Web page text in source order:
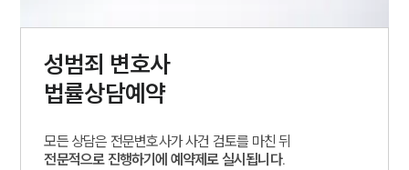
성범죄 변호사
법률상담예약
모든 상담은 전문변호사가 사건 검토를 마친 뒤
전문적으로 진행하기에 예약제로 실시됩니다.